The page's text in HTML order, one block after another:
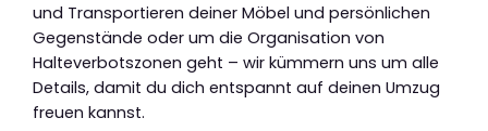
und Transportieren deiner Möbel und persönlichen
Gegenstände oder um die Organisation von
Halteverbotszonen geht – wir kümmern uns um alle
Details, damit du dich entspannt auf deinen Umzug
freuen kannst.